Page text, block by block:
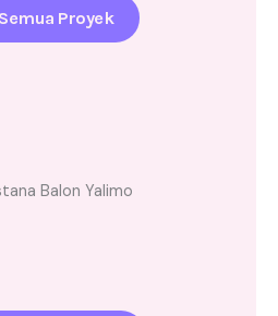
Proyek
Balon Yalimo